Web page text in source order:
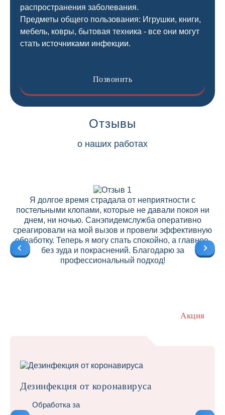
Отзывы
о наших работах
Я долгое время страдала от неприятности с
постельными клопами, которые не давали покоя ни
днем, ни ночью. Санэпидемслужба оперативно
среагировали на мой вызов и провели эффективную
обработку. Теперь я могу спать спокойно, а главное,
без зуда и покраснений. Благодарю за
профессиональный подход!
Акция
Дезинфекция от коронавируса
Обработка за
распространения заболевания.
Предметы общего пользования: Игрушки, книги,
мебель, ковры, бытовая техника - все они могут
стать источниками инфекции.
Позвонить